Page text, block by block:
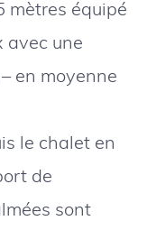
mètres équipé
avec une
en moyenne
le chalet en
de
sont